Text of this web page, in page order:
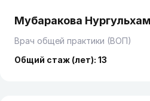
Мубаракова
Врач общей практики (ВОП)
Общий стаж (лет): 13